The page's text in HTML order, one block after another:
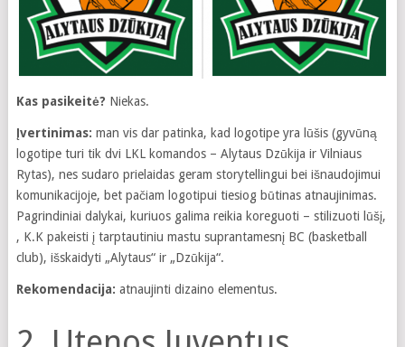
Kas pasikeitė? Niekas.
Įvertinimas: man vis dar patinka, kad logotipe yra lūšis (gyvūną
logotipe turi tik dvi LKL komandos – Alytaus Dzūkija ir Vilniaus
Rytas), nes sudaro prielaidas geram storytellingui bei išnaudojimui
komunikacijoje, bet pačiam logotipui tiesiog būtinas atnaujinimas.
Pagrindiniai dalykai, kuriuos galima reikia koreguoti – stilizuoti lūšį,
, K.K pakeisti į tarptautiniu mastu suprantamesnį BC (basketball
club), išskaidyti „Alytaus“ ir „Dzūkija“.
Rekomendacija: atnaujinti dizaino elementus.